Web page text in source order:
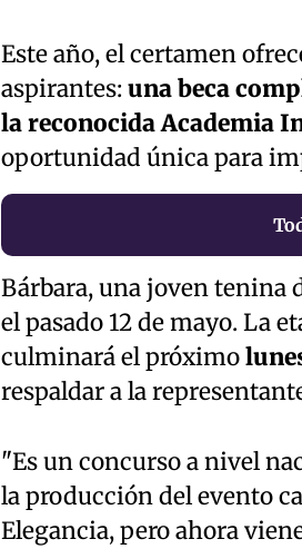
Este año, el certamen
aspirantes: una beca
la reconocida Academia
oportunidad única para
Bárbara, una joven tenina
el pasado 12 de mayo. La
culminará el próximo
respaldar a la
"Es un concurso a nivel
la producción del evento
Elegancia, pero ahora